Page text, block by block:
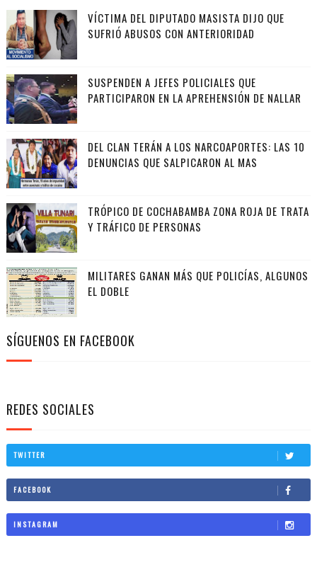
VÍCTIMA DEL DIPUTADO MASISTA DIJO QUE
SUFRIÓ ABUSOS CON ANTERIORIDAD
SUSPENDEN A JEFES POLICIALES QUE
PARTICIPARON EN LA APREHENSIÓN DE NALLAR
DEL CLAN TERÁN A LOS NARCOAPORTES: LAS 10
DENUNCIAS QUE SALPICARON AL MAS
TRÓPICO DE COCHABAMBA ZONA ROJA DE TRATA
Y TRÁFICO DE PERSONAS
MILITARES GANAN MÁS QUE POLICÍAS, ALGUNOS
EL DOBLE
SÍGUENOS EN FACEBOOK
REDES SOCIALES
TWITTER
FACEBOOK
INSTAGRAM